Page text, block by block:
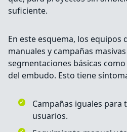
suficiente.
En este esquema, los equipos
manuales y campañas
segmentaciones básicas
del embudo. Esto tiene
Campañas iguales para
usuarios.